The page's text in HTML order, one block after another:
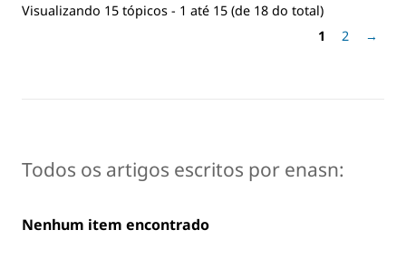
Visualizando 15 tópicos - 1 até 15 (de 18 do total)
1
2 →
Todos os artigos escritos por enasn:
Nenhum item encontrado